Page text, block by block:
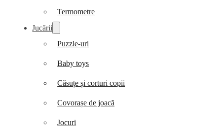
Termometre
Jucării
Puzzle-uri
Baby toys
Căsuțe și corturi copii
Covorașe de joacă
Jocuri